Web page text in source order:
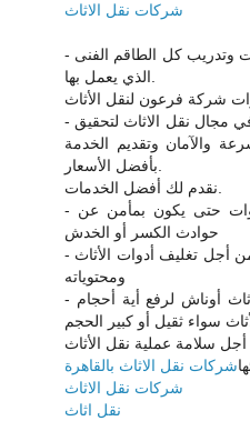
شركات نقل الاثاث
- وهدفنا أيضًا يشمل تطوير كافة المعدات وتدريب كل الطاقم الفنى
شركة فرعون لنقل الأثاث
- نمتلك كوادر وكفاءات من المختصين في مجال نقل الاثاث لتحقيق
والآمان وتقديم الخدمة
- نفك و نغلف لك الاثاث بأحدث الأدوات حتى يكون بمأمن عن
حوادث الكسر أو الخدش
- نستعمل البلاستيك المزود بالفقاعات من أجل تغليف أدوات الأثاث
ومحتوياته
- نستعمل نحن شركة فرعون لنقل الأثاث أوناش لرفع أية أحجام
سواء ثقيل أو كبير الحجم
شركات نقل الاثاث بالقاهرة
شركات نقل الاثاث
نقل اثاث